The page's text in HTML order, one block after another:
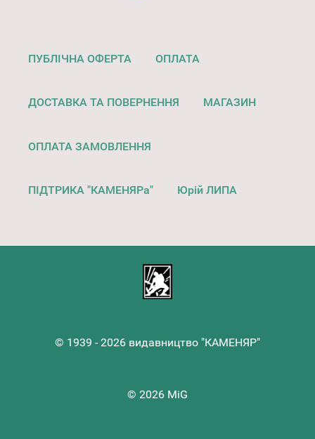
ПУБЛІЧНА ОФЕРТА ОПЛАТА
ДОСТАВКА ТА ПОВЕРНЕННЯ МАГАЗИН
ОПЛАТА ЗАМОВЛЕННЯ
ПІДТРИКА "КАМЕНЯРа" Юрій ЛИПА
© 1939 - 2026 видавництво "КАМЕНЯР"
© 2026 MiG